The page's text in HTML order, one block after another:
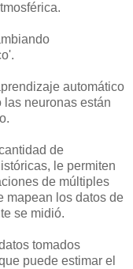
automático
neuronas están
de
le permiten
de múltiples
mapean los datos de
se midió.
tomados
puede estimar el